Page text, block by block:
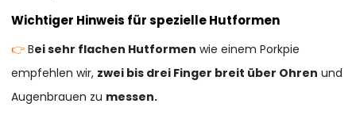
Wichtiger Hinweis für spezielle Hutformen
👉Bei sehr flachen Hutformen wie einem Porkpie
empfehlen wir, zwei bis drei Finger breit über Ohren und
Augenbrauen zu messen.